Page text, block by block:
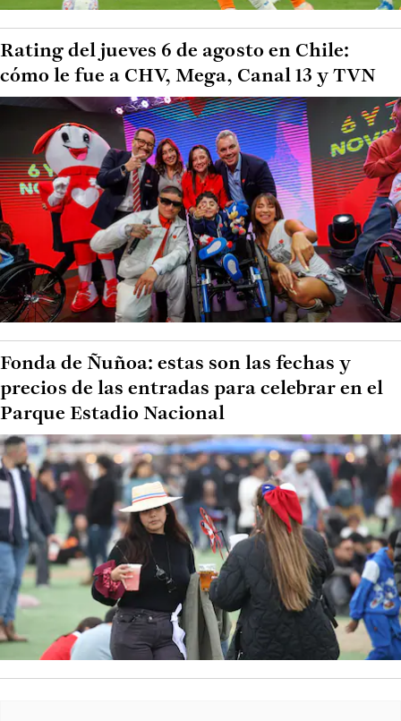
Rating del jueves 6 de agosto en Chile:
cómo le fue a CHV, Mega, Canal 13 y TVN
Fonda de Ñuñoa: estas son las fechas y
precios de las entradas para celebrar en el
Parque Estadio Nacional